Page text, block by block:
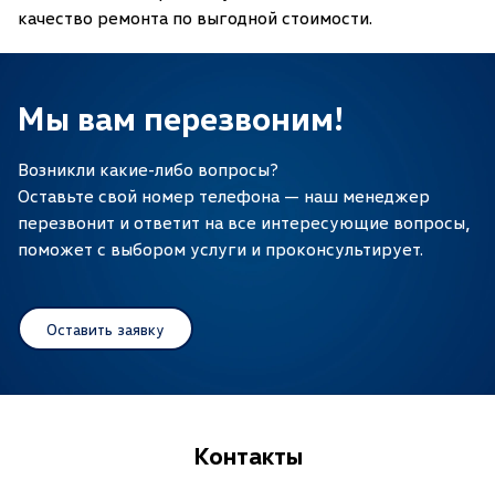
качество ремонта по выгодной стоимости.
Мы вам перезвоним!
Возникли какие-либо вопросы?
Оставьте свой номер телефона — наш менеджер
перезвонит и ответит на все интересующие вопросы,
поможет с выбором услуги и проконсультирует.
Оставить заявку
Контакты